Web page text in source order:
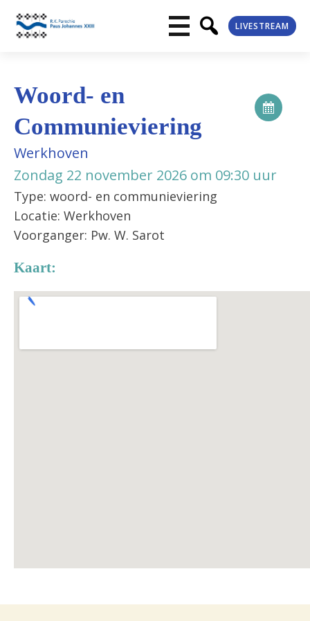
LIVESTREAM
Woord- en
Communieviering
Werkhoven
Zondag 22 november 2026 om 09:30 uur
Type: woord- en communieviering
Locatie: Werkhoven
Voorganger: Pw. W. Sarot
Kaart: